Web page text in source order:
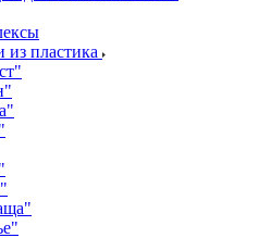
из пластика